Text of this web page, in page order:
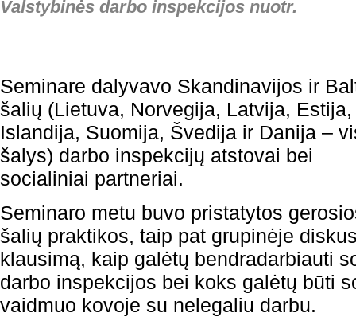
Valstybinės darbo inspekcijos nuotr.
Seminare dalyvavo Skandinavijos ir
šalių (Lietuva, Norvegija, Latvija, Estija,
Islandija, Suomija, Švedija ir Danija –
šalys) darbo inspekcijų atstovai bei
socialiniai partneriai.
Seminaro metu buvo pristatytos
šalių praktikos, taip pat grupinėje
klausimą, kaip galėtų bendradarbiauti
darbo inspekcijos bei koks galėtų būti
vaidmuo kovoje su nelegaliu darbu.